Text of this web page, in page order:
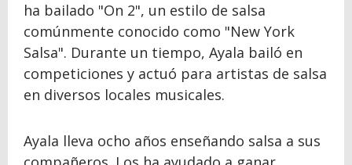
ha bailado "On 2", un estilo de salsa
comúnmente conocido como "New York
Salsa". Durante un tiempo, Ayala bailó en
competiciones y actuó para artistas de salsa
en diversos locales musicales.
Ayala lleva ocho años enseñando salsa a sus